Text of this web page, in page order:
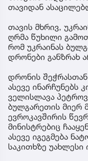
თავიდან
თავის მხრივ,
ღრმა წუხილი
რომ უკრაინას
დრონები განზრახ
დრონის
ასევე ინარჩუნებს
ველისლავა
ბულგარეთის მიერ
ევროკავშირის
მინისტრებიც
ასევე იგეგმება
საკითხზე უახლესი